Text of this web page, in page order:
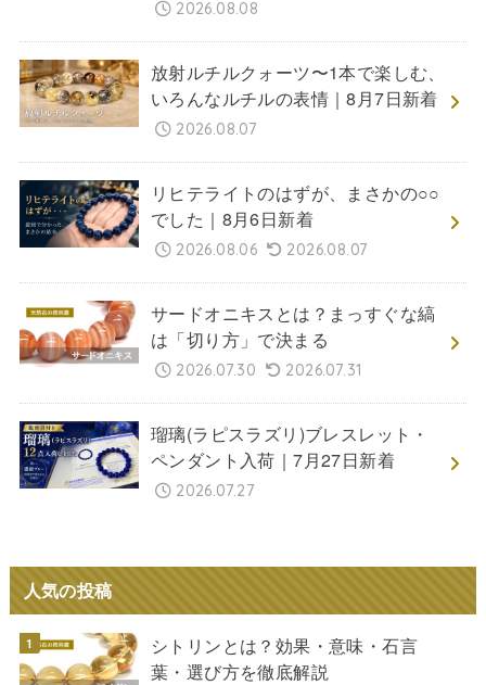
2026.08.08
放射ルチルクォーツ〜1本で楽しむ、
いろんなルチルの表情｜8月7日新着
2026.08.07
リヒテライトのはずが、まさかの○○
でした｜8月6日新着
2026.08.06 2026.08.07
サードオニキスとは？まっすぐな縞
は「切り方」で決まる
2026.07.30 2026.07.31
瑠璃(ラピスラズリ)ブレスレット・
ペンダント入荷｜7月27日新着
2026.07.27
人気の投稿
シトリンとは？効果・意味・石言
葉・選び方を徹底解説